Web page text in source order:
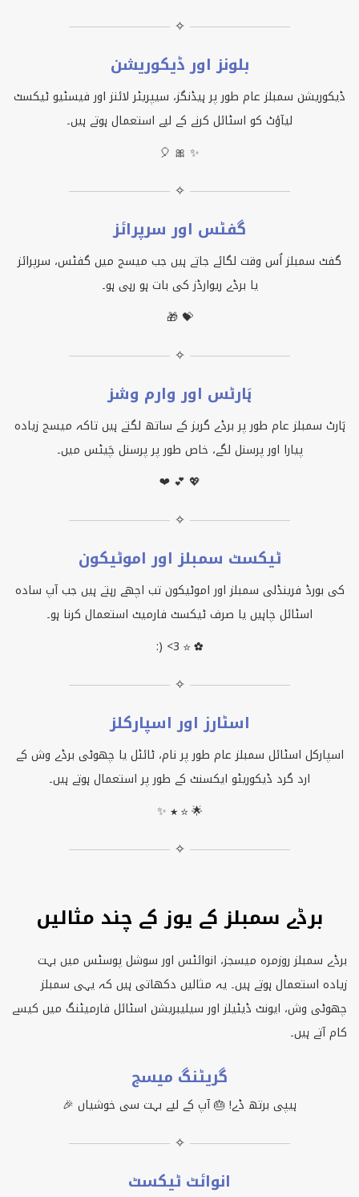
✧
بلونز اور ڈیکوریشن
ڈیکوریشن سمبلز عام طور پر ہیڈنگز، سیپریٹر لائنز اور فیسٹیو ٹیکسٹ
لیآؤٹ کو اسٹائل کرنے کے لیے استعمال ہوتے ہیں۔
🎈 🎀 ✨
✧
گفٹس اور سرپرائز
گفٹ سمبلز اُس وقت لگائے جاتے ہیں جب میسج میں گفٹس، سرپرائز
یا برڈے ریوارڈز کی بات ہو رہی ہو۔
🎁 💝
✧
ہَارٹس اور وارم وشز
ہَارٹ سمبلز عام طور پر برڈے گریز کے ساتھ لگتے ہیں تاکہ میسج زیادہ
پیارا اور پرسنل لگے، خاص طور پر پرسنل چَیٹس میں۔
❤ 💕 💖
✧
ٹیکسٹ سمبلز اور اموٹیکون
کی بورڈ فرینڈلی سمبلز اور اموٹیکون تب اچھے رہتے ہیں جب آپ سادہ
اسٹائل چاہیں یا صرف ٹیکسٹ فارمیٹ استعمال کرنا ہو۔
:) <3 ☆ ✿
✧
اسٹارز اور اسپارکلز
اسپارکل اسٹائل سمبلز عام طور پر نام، ٹائٹل یا چھوٹی برڈے وش کے
ارد گرد ڈیکوریٹو ایکسنٹ کے طور پر استعمال ہوتے ہیں۔
✨ ★ ☆ 🌟
✧
برڈے سمبلز کے یوز کے چند مثالیں
برڈے سمبلز روزمرہ میسجز، انوائٹس اور سوشل پوسٹس میں بہت
زیادہ استعمال ہوتے ہیں۔ یہ مثالیں دکھاتی ہیں کہ یہی سمبلز
چھوٹی وش، ایونٹ ڈیٹیلز اور سیلیبریشن اسٹائل فارمیٹنگ میں کیسے
کام آتے ہیں۔
گریٹنگ میسج
ہیپی برتھ ڈے! 🎂 آپ کے لیے بہت سی خوشیاں 🎉
✧
انوائٹ ٹیکسٹ